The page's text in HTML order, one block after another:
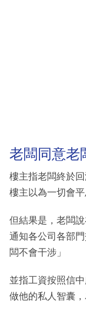
老闆同意老
樓主指老闆終於
樓主以為一切會平
但結果是，老闆
通知各公司各部
闆不會干涉」
並指工資按照信
做他的私人智囊